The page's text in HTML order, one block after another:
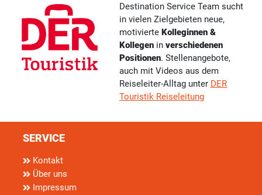
Destination Service Team sucht
in vielen Zielgebieten neue,
motivierte Kolleginnen &
Kollegen inverschiedenen
Positionen. Stellenangebote,
auch mit Videos aus dem
Reiseleiter-Alltag unter DER
Touristik Reiseleitung
SERVICE
Kontakt
Über uns
Impressum